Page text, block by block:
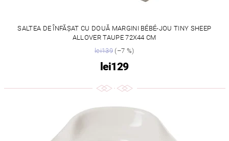
SALTEA DE ÎNFĂȘAT CU DOUĂ MARGINI BÉBÉ-JOU TINY SHEEP
ALLOVER TAUPE 72X44 CM
lei139 (–7 %)
lei129